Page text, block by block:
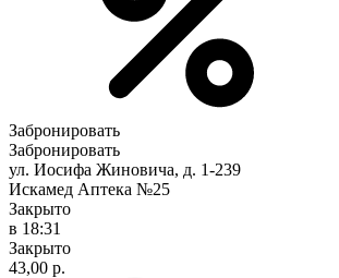
Забронировать
Забронировать
ул. Иосифа Жиновича, д. 1-239
Искамед Аптека №25
Закрыто
в 18:31
Закрыто
43,00 р.